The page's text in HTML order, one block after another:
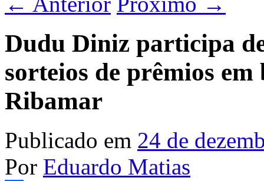
Dudu Diniz participa
sorteios de prêmios em
Ribamar
Publicado em 24 de
Por Eduardo Matias